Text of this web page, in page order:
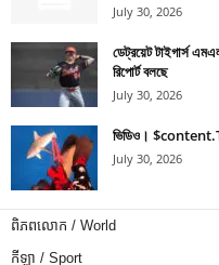
July 30, 2026
ডেট্রয়েট টাইগার্স
রিপোর্ট বলছে
July 30, 2026
ভিডিও।
July 30, 2026
ពិភពលោក / World
កីឡា / Sport